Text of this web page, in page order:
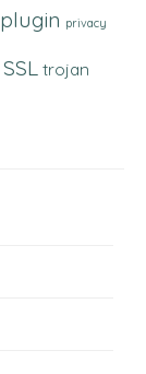
plugin privacy
SSL trojan